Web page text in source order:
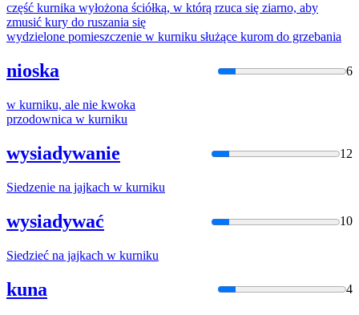
część kurnika wyłożona ściółką, w którą rzuca się ziarno, aby
zmusić kury do ruszania się
wydzielone pomieszczenie w kurniku służące kurom do grzebania
nioska 6
w kurniku, ale nie kwoka
przodownica w kurniku
wysiadywanie 12
Siedzenie na jajkach w kurniku
wysiadywać 10
Siedzieć na jajkach w kurniku
kuna 4